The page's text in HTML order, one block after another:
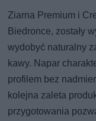
Ziarna Premium i
Biedronce, zostały
wydobyć naturalny
kawy. Napar
profilem bez
kolejna zaleta
przygotowania